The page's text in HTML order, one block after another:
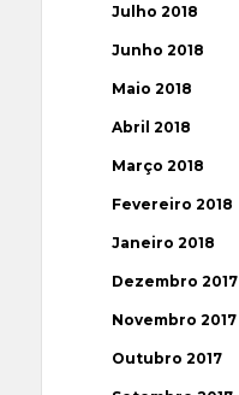
Julho 2018
Junho 2018
Maio 2018
Abril 2018
Março 2018
Fevereiro 2018
Janeiro 2018
Dezembro 2017
Novembro 2017
Outubro 2017